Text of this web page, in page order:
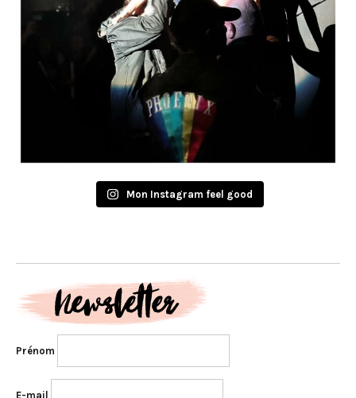
Mon Instagram feel good
Prénom
E-mail